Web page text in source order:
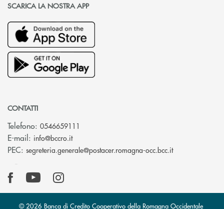
SCARICA LA NOSTRA APP
CONTATTI
Telefono: 0546659111
E-mail: info@bccro.it(si apre l’app di posta elettronica)
PEC: segreteria.generale@postacer.romagna-occ.bcc.it(si apre l’app
© 2026 Banca di Credito Cooperativo della Romagna Occidentale